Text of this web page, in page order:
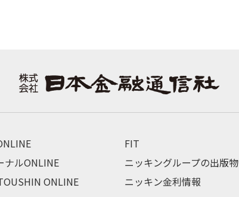
ナルONLINE
ONLINE
FIT
ニッキングループの出版物
ニッキン金利情報